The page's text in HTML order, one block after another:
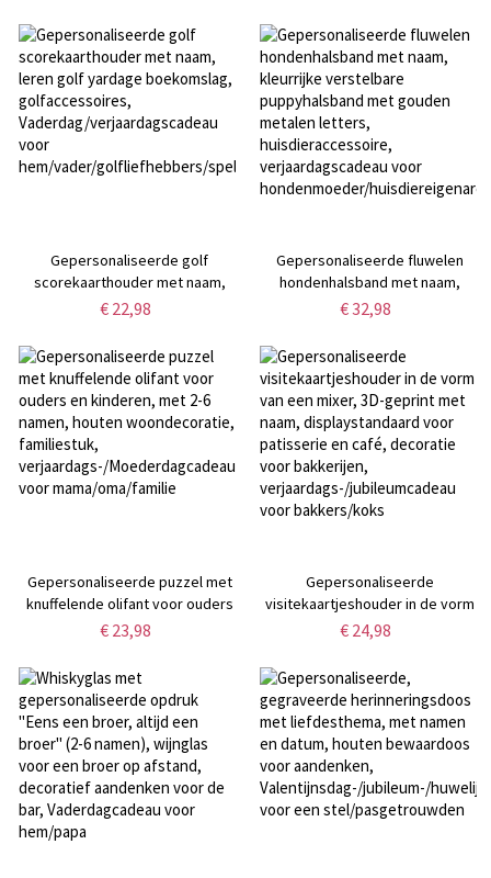
Gepersonaliseerde golf
scorekaarthouder met naam,
leren golf yardage boekomslag,
Vaderdag/verjaardagscadeau
voor
hem/vader/golfliefhebbers/spelers
€ 22,98
Gepersonaliseerde fluwelen
hondenhalsband met naam,
kleurrijke verstelbare
metalen letters,
huisdieraccessoire,
verjaardagscadeau voor
hondenmoeder/huisdiereigenaren
€ 32,98
Gepersonaliseerde puzzel met
knuffelende olifant voor ouders
en kinderen, met 2-6 namen,
familiestuk,
verjaardags-/Moederdagcadeau
voor mama/oma/familie
€ 23,98
Gepersonaliseerde
visitekaartjeshouder in de vorm
van een mixer, 3D-geprint met
patisserie en café, decoratie
voor bakkerijen,
verjaardags-/jubileumcadeau
voor bakkers/koks
€ 24,98